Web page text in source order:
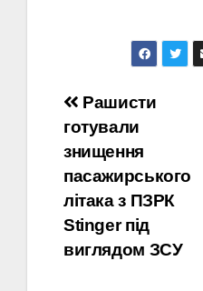
Навігація
записів
Рашисти
готували
знищення
пасажирського
літака з ПЗРК
Stinger під
виглядом ЗСУ